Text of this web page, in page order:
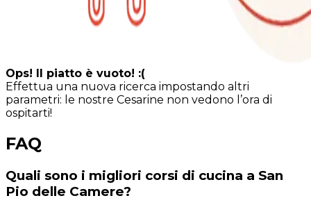
Ops! Il piatto è vuoto! :(
Effettua una nuova ricerca impostando altri
parametri: le nostre Cesarine non vedono l’ora di
ospitarti!
FAQ
Quali sono i migliori corsi di cucina a San
Pio delle Camere?